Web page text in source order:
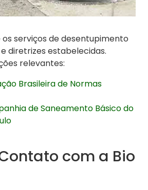
serviços de desentupimento
diretrizes estabelecidas.
relevantes:
Brasileira de Normas
de Saneamento Básico do
com a Bio